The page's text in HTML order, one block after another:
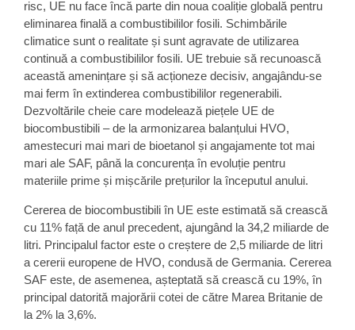
risc, UE nu face încă parte din noua coaliție globală pentru
eliminarea finală a combustibililor fosili. Schimbările
climatice sunt o realitate și sunt agravate de utilizarea
continuă a combustibililor fosili. UE trebuie să recunoască
această amenințare și să acționeze decisiv, angajându-se
mai ferm în extinderea combustibililor regenerabili.
Dezvoltările cheie care modelează piețele UE de
biocombustibili – de la armonizarea balanțului HVO,
amestecuri mai mari de bioetanol și angajamente tot mai
mari ale SAF, până la concurența în evoluție pentru
materiile prime și mișcările prețurilor la începutul anului.
Cererea de biocombustibili în UE este estimată să crească
cu 11% față de anul precedent, ajungând la 34,2 miliarde de
litri. Principalul factor este o creștere de 2,5 miliarde de litri
a cererii europene de HVO, condusă de Germania. Cererea
SAF este, de asemenea, așteptată să crească cu 19%, în
principal datorită majorării cotei de către Marea Britanie de
la 2% la 3,6%.